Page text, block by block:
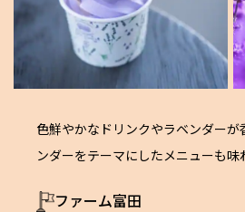
色鮮やかなドリンクやラベンダーが
ンダーをテーマにしたメニューも味
ファーム富田